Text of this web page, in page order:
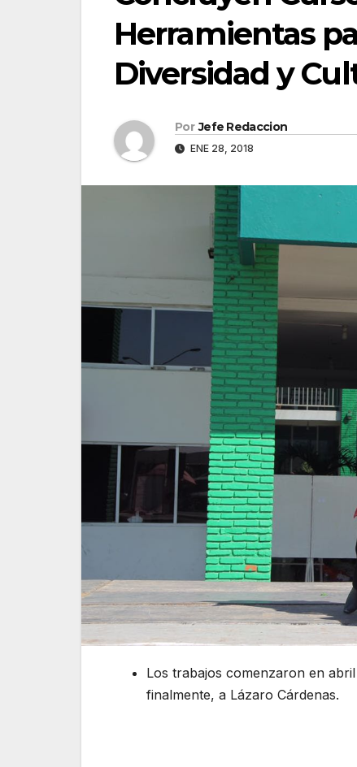
Herramientas
Diversidad y
Por Jefe Redaccion
ENE 28, 2018
Los trabajos comenzaron en
finalmente, a Lázaro Cárdenas.